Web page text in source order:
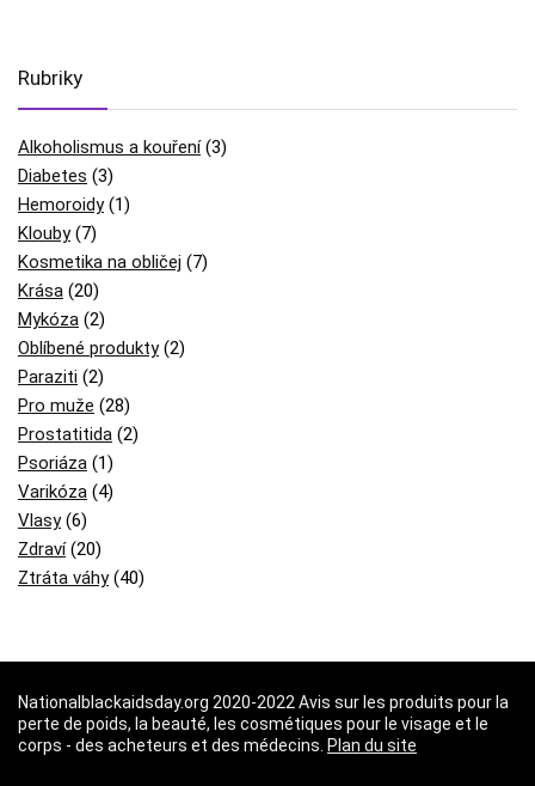
Rubriky
Alkoholismus a kouření(3)
Diabetes (3)
Hemoroidy(1)
Klouby(7)
Kosmetika na obličej (7)
Krása (20)
Mykóza (2)
Oblíbené produkty(2)
Paraziti (2)
Pro muže (28)
Prostatitida (2)
Psoriáza (1)
Varikóza (4)
Vlasy(6)
Zdraví(20)
Ztráta váhy(40)
Nationalblackaidsday.org 2020-2022 Avis sur les produits pour la
perte de poids, la beauté, les cosmétiques pour le visage et le
corps - des acheteurs et des médecins. Plan du site